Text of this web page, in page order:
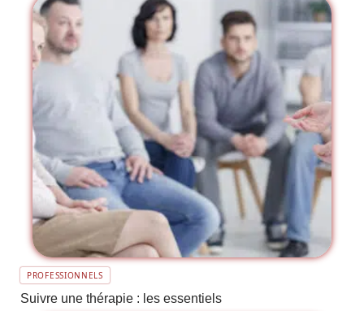
PROFESSIONNELS
Suivre une thérapie : les essentiels